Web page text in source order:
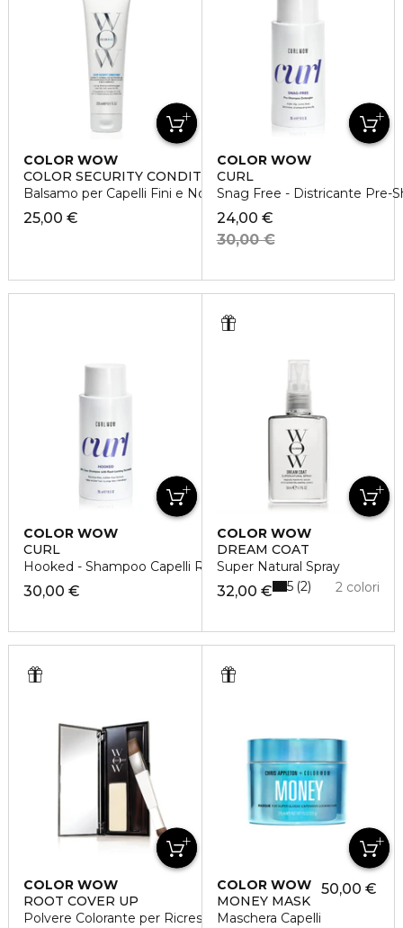
COLOR WOW
COLOR SECURITY CONDITIONER
Balsamo per Capelli Fini e Normali
25,00 €
COLOR WOW
CURL
Snag Free - Districante Pre-
24,00 €
30,00 €
COLOR WOW
CURL
Hooked - Shampoo Capelli Ricci
30,00 €
COLOR WOW
DREAM COAT
Super Natural Spray
32,00 € 2 colori
5 2
COLOR WOW
ROOT COVER UP
Polvere Colorante per Ricrescita
COLOR WOW
MONEY MASK
Maschera Capelli
50,00 €